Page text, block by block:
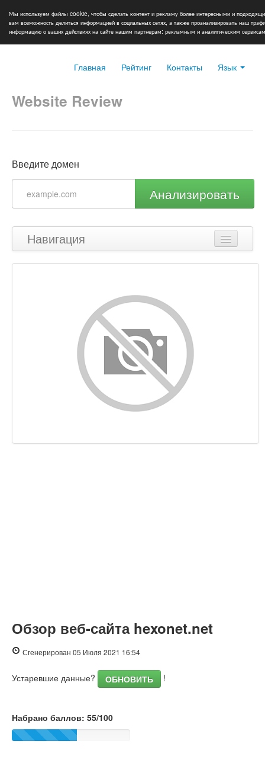
Мы используем файлы cookie, чтобы сделать контент и рекламу более интересными и
вам возможность делиться информацией в социальных сетях, а также проанализировать наш
информацию о ваших действиях на сайте нашим партнерам: рекламным и аналитическим
Главная Рейтинг Контакты Язык
Website Review
Введите домен
Анализировать
Навигация
Наверх
Ключевые слова
Юзабилити
Документ
Мобильный телефон
Обзор веб-сайта hexonet.net
Сгенерирован 05 Июля 2021 16:54
Устаревшие данные? ОБНОВИТЬ !
Набрано баллов: 55/100